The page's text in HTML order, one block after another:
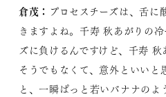
倉茂： プロセスチーズは、舌に
きますよね。千寿 秋あがりの
ズに負けるんですけど、千寿 秋
そうでもなくて、意外といいと
と、一瞬ぱっと若いバナナのよ